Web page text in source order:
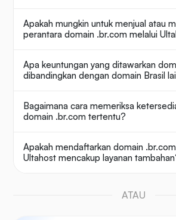
Apakah mungkin untuk menjual atau
perantara domain .br.com melalui
Apa keuntungan yang ditawarkan
dibandingkan dengan domain Brasil
Bagaimana cara memeriksa
domain .br.com tertentu?
Apakah mendaftarkan domain
Ultahost mencakup layanan
ATAU